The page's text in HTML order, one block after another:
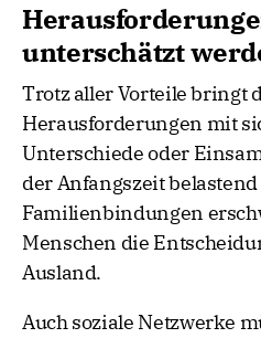
unterschätzt
Trotz aller Vorteile bringt
Herausforderungen mit
Unterschiede oder
der Anfangszeit
Familienbindungen
Menschen die
Ausland.
Auch soziale Netzwerke